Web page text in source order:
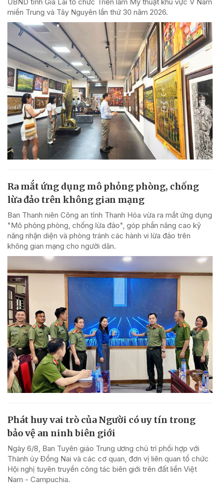
miền Trung và Tây Nguyên lần thứ 30 năm 2026.
Ra mắt ứng dụng mô phỏng phòng, chống
lừa đảo trên không gian mạng
Ban Thanh niên Công an tỉnh Thanh Hóa vừa ra mắt ứng dụng
"Mô phỏng phòng, chống lừa đảo", góp phần nâng cao kỹ
năng nhận diện và phòng tránh các hành vi lừa đảo trên
không gian mạng cho người dân.
Phát huy vai trò của Người có uy tín trong
bảo vệ an ninh biên giới
Ngày 6/8, Ban Tuyên giáo Trung ương chủ trì phối hợp với
Thành ủy Đồng Nai và các cơ quan, đơn vị liên quan tổ chức
Hội nghị tuyên truyền công tác biên giới trên đất liền Việt
Nam - Campuchia.